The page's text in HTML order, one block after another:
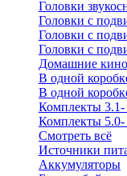
Головки
Головки с
Головки с
Головки с
Домашние
В одной
В одной
Комплекты 3.1-
Комплекты 5.0-
Смотреть всё
Источники
Аккумуляторы